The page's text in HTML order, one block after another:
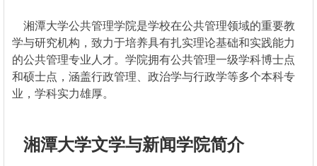
湘潭大学公共管理学院是学校在公共管理领域的重要教
学与研究机构，致力于培养具有扎实理论基础和实践能力
的公共管理专业人才。学院拥有公共管理一级学科博士点
和硕士点，涵盖行政管理、政治学与行政学等多个本科专
业，学科实力雄厚。
湘潭大学文学与新闻学院简介